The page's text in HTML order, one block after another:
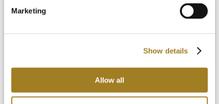
Marketing
Show details
Allow all